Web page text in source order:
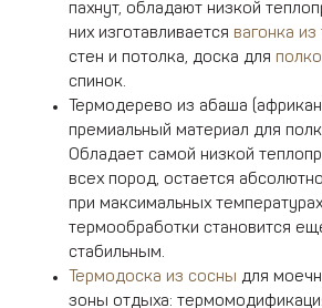
пахнут, обладают низкой
них изготавливается вагонка
стен и потолка, доска для
спинок.
Термодерево из абаша
премиальный материал для
Обладает самой низкой
всех пород, остается
при максимальных
термообработки становится
стабильным.
Термодоска из сосны для
зоны отдыха: